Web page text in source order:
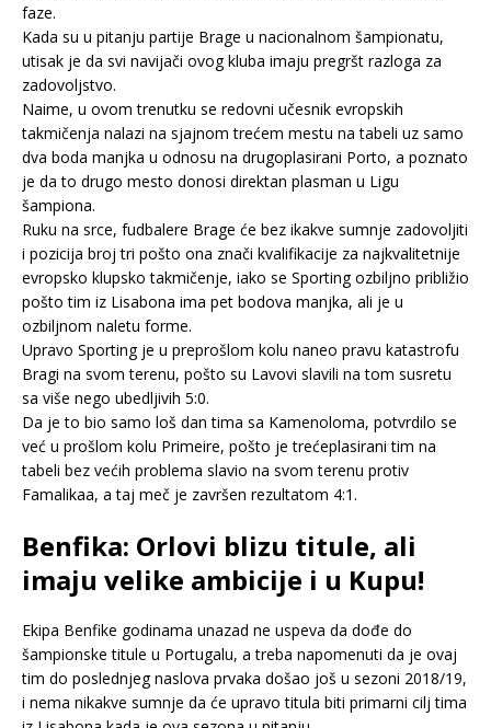
faze.
Kada su u pitanju partije Brage u nacionalnom šampionatu,
utisak je da svi navijači ovog kluba imaju pregršt razloga za
zadovoljstvo.
Naime, u ovom trenutku se redovni učesnik evropskih
takmičenja nalazi na sjajnom trećem mestu na tabeli uz samo
dva boda manjka u odnosu na drugoplasirani Porto, a poznato
je da to drugo mesto donosi direktan plasman u Ligu
šampiona.
Ruku na srce, fudbalere Brage će bez ikakve sumnje zadovoljiti
i pozicija broj tri pošto ona znači kvalifikacije za najkvalitetnije
evropsko klupsko takmičenje, iako se Sporting ozbiljno približio
pošto tim iz Lisabona ima pet bodova manjka, ali je u
ozbiljnom naletu forme.
Upravo Sporting je u preprošlom kolu naneo pravu katastrofu
Bragi na svom terenu, pošto su Lavovi slavili na tom susretu
sa više nego ubedljivih 5:0.
Da je to bio samo loš dan tima sa Kamenoloma, potvrdilo se
već u prošlom kolu Primeire, pošto je trećeplasirani tim na
tabeli bez većih problema slavio na svom terenu protiv
Famalikaa, a taj meč je završen rezultatom 4:1.
Benfika: Orlovi blizu titule, ali
imaju velike ambicije i u Kupu!
Ekipa Benfike godinama unazad ne uspeva da dođe do
šampionske titule u Portugalu, a treba napomenuti da je ovaj
tim do poslednjeg naslova prvaka došao još u sezoni 2018/19,
i nema nikakve sumnje da će upravo titula biti primarni cilj tima